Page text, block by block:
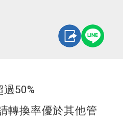
50%
換率優於其他管